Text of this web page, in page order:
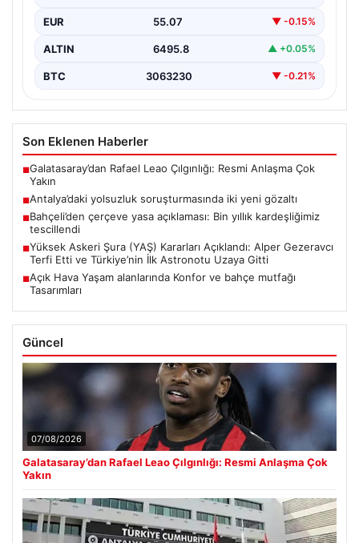
Hareket…
EUR 55.07 ▼ -0.15%
ALTIN 6495.8 ▲ +0.05%
BTC 3063230 ▼ -0.21%
Son Eklenen Haberler
■Galatasaray’dan Rafael Leao Çılgınlığı: Resmi Anlaşma Çok
Yakın
■Antalya’daki yolsuzluk soruşturmasında iki yeni gözaltı
■Bahçeli’den çerçeve yasa açıklaması: Bin yıllık kardeşliğimiz
tescillendi
■Yüksek Askeri Şura (YAŞ) Kararları Açıklandı: Alper Gezeravcı
Terfi Etti ve Türkiye’nin İlk Astronotu Uzaya Gitti
■Açık Hava Yaşam alanlarında Konfor ve bahçe mutfağı
Tasarımları
Güncel
07/08/2026
Galatasaray’dan Rafael Leao Çılgınlığı: Resmi Anlaşma Çok
Yakın